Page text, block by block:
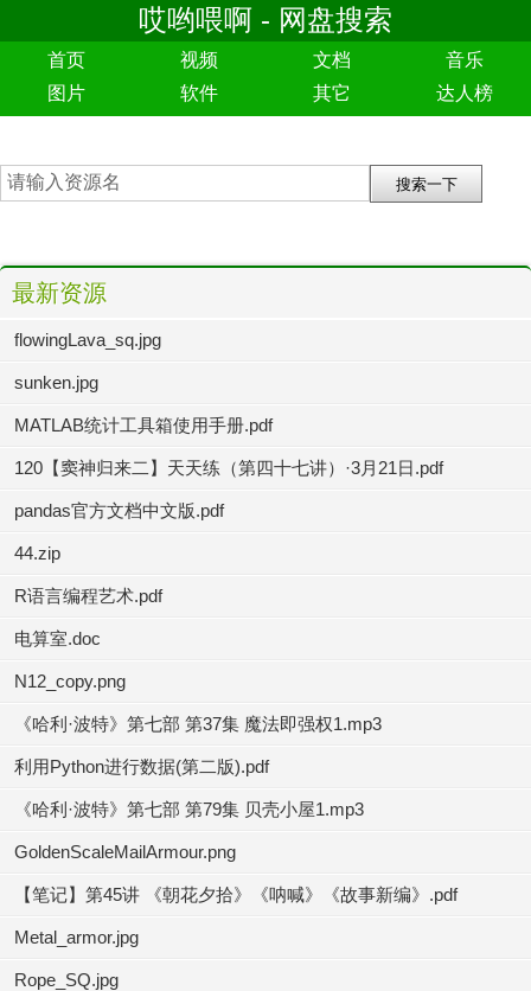
哎哟喂啊 - 网盘搜索
首页 视频 文档
音乐
图片
软件 其它 达人榜
最新资源
flowingLava_sq.jpg
sunken.jpg
MATLAB统计工具箱使用手册.pdf
120【窦神归来二】天天练（第四十七讲）·3月21日.pdf
pandas官方文档中文版.pdf
44.zip
R语言编程艺术.pdf
电算室.doc
N12_copy.png
《哈利·波特》第七部 第37集 魔法即强权1.mp3
利用Python进行数据(第二版).pdf
《哈利·波特》第七部 第79集 贝壳小屋1.mp3
GoldenScaleMailArmour.png
【笔记】第45讲 《朝花夕拾》《呐喊》《故事新编》.pdf
Metal_armor.jpg
Rope_SQ.jpg